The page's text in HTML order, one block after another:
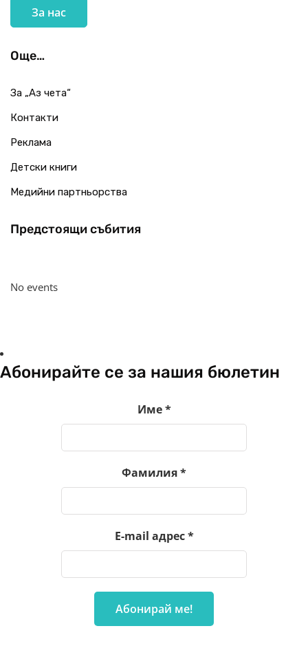
За нас
Още…
За „Аз чета“
Контакти
Реклама
Детски книги
Медийни партньорства
Предстоящи събития
No events
Абонирайте се за нашия бюлетин
Име*
Фамилия*
E-mail адрес*